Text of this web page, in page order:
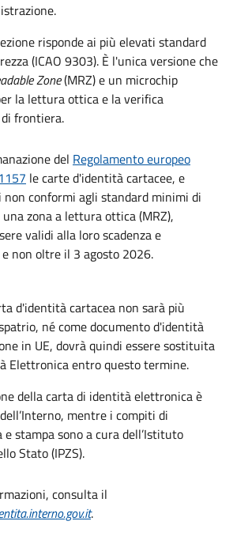
risponde ai più elevati standard
(ICAO 9303). È l'unica versione che
Zone(MRZ) e un microchip
la lettura ottica e la verifica
frontiera.
del Regolamento europeo
le carte d'identità cartacee, e
conformi agli standard minimi di
zona a lettura ottica (MRZ),
validi alla loro scadenza e
non oltre il 3 agosto 2026.
d'identità cartacea non sarà più
né come documento d'identità
in UE, dovrà quindi essere sostituita
Elettronica entro questo termine.
della carta di identità elettronica è
mentre i compiti di
stampa sono a cura dell’Istituto
Stato (IPZS).
consulta il
.